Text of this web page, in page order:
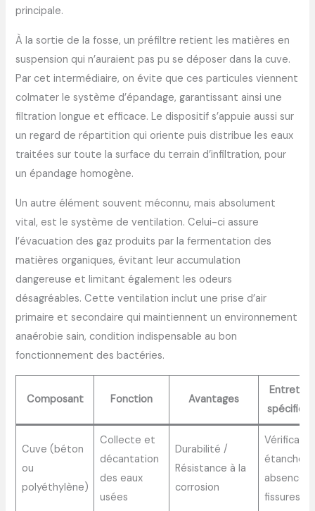
principale.
À la sortie de la fosse, un préfiltre retient les matières en
suspension qui n’auraient pas pu se déposer dans la cuve.
Par cet intermédiaire, on évite que ces particules viennent
colmater le système d’épandage, garantissant ainsi une
filtration longue et efficace. Le dispositif s’appuie aussi sur
un regard de répartition qui oriente puis distribue les eaux
traitées sur toute la surface du terrain d’infiltration, pour
un épandage homogène.
Un autre élément souvent méconnu, mais absolument
vital, est le système de ventilation. Celui-ci assure
l’évacuation des gaz produits par la fermentation des
matières organiques, évitant leur accumulation
dangereuse et limitant également les odeurs
désagréables. Cette ventilation inclut une prise d’air
primaire et secondaire qui maintiennent un environnement
anaérobie sain, condition indispensable au bon
fonctionnement des bactéries.
Composant Fonction Avantages
Entretien
Cuve (béton
ou
polyéthylène)
Collecte et
décantation
des eaux
usées
Durabilité /
Résistance à la
corrosion
absence
fissures